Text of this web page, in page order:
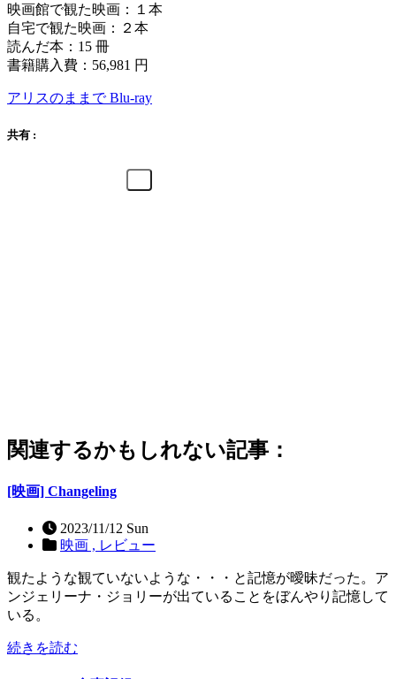
映画館で観た映画：１本
自宅で観た映画：２本
読んだ本：15 冊
書籍購入費：56,981 円
アリスのままで Blu-ray
共有 :
関連するかもしれない記事：
[映画] Changeling
2023/11/12 Sun
映画 , レビュー
観たような観ていないような・・・と記憶が曖昧だった。ア
ンジェリーナ・ジョリーが出ていることをぼんやり記憶して
いる。
続きを読む